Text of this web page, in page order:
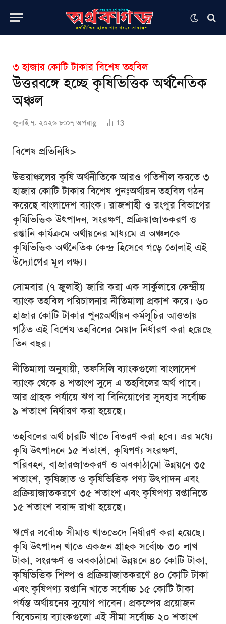
৩ হাজার কোটি টাকার বিশেষ তহবিল
উত্তরবঙ্গে হচ্ছে কৃষিভিত্তিক অর্থনৈতিক
অঞ্চল
জুলাই ৭, ২০২৬ ৮:০৭ অপরাহ্ণ 13
বিশেষ প্রতিনিধি>
উত্তরাঞ্চলের কৃষি অর্থনীতিকে আরও গতিশীল করতে ৩
হাজার কোটি টাকার বিশেষ পুনঃঅর্থায়ন তহবিল গঠন
করেছে বাংলাদেশ ব্যাংক। রাজশাহী ও রংপুর বিভাগের
কৃষিভিত্তিক উৎপাদন, সংরক্ষণ, প্রক্রিয়াজাতকরণ ও
রপ্তানি কার্যক্রমে অর্থায়নের মাধ্যমে এ অঞ্চলকে
কৃষিভিত্তিক অর্থনৈতিক কেন্দ্র হিসেবে গড়ে তোলাই এই
উদ্যোগের মূল লক্ষ্য।
সোমবার (৭ জুলাই) জারি করা এক সার্কুলারে কেন্দ্রীয়
ব্যাংক তহবিল পরিচালনার নীতিমালা প্রকাশ করে। ৬০
হাজার কোটি টাকার পুনঃঅর্থায়ন কর্মসূচির আওতায়
গঠিত এই বিশেষ তহবিলের মেয়াদ নির্ধারণ করা হয়েছে
তিন বছর।
নীতিমালা অনুযায়ী, তফসিলি ব্যাংকগুলো বাংলাদেশ
ব্যাংক থেকে ৪ শতাংশ সুদে এ তহবিলের অর্থ পাবে।
আর গ্রাহক পর্যায়ে ঋণ বা বিনিয়োগের সুদহার সর্বোচ্চ
৯ শতাংশ নির্ধারণ করা হয়েছে।
তহবিলের অর্থ চারটি খাতে বিতরণ করা হবে। এর মধ্যে
কৃষি উৎপাদনে ১৫ শতাংশ, কৃষিপণ্য সংরক্ষণ,
পরিবহন, বাজারজাতকরণ ও অবকাঠামো উন্নয়নে ৩৫
শতাংশ, কৃষিজাত ও কৃষিভিত্তিক পণ্য উৎপাদন এবং
প্রক্রিয়াজাতকরণে ৩৫ শতাংশ এবং কৃষিপণ্য রপ্তানিতে
১৫ শতাংশ বরাদ্দ রাখা হয়েছে।
ঋণের সর্বোচ্চ সীমাও খাতভেদে নির্ধারণ করা হয়েছে।
কৃষি উৎপাদন খাতে একজন গ্রাহক সর্বোচ্চ ৩০ লাখ
টাকা, সংরক্ষণ ও অবকাঠামো উন্নয়নে ৪০ কোটি টাকা,
কৃষিভিত্তিক শিল্প ও প্রক্রিয়াজাতকরণে ৪০ কোটি টাকা
এবং কৃষিপণ্য রপ্তানি খাতে সর্বোচ্চ ১৫ কোটি টাকা
পর্যন্ত অর্থায়নের সুযোগ পাবেন। প্রকল্পের প্রয়োজন
বিবেচনায় ব্যাংকগুলো এই সীমা সর্বোচ্চ ২০ শতাংশ